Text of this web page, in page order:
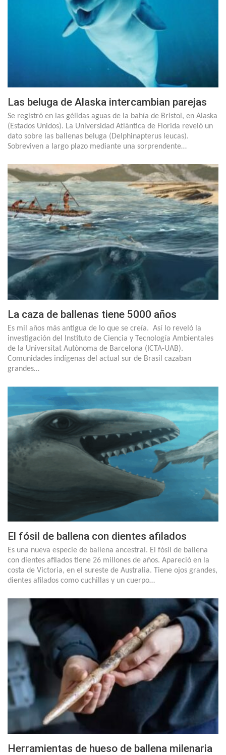
Las beluga de Alaska intercambian parejas
Se registró en las gélidas aguas de la bahía de Bristol, en Alaska
(Estados Unidos). La Universidad Atlántica de Florida reveló un
dato sobre las ballenas beluga (Delphinapterus leucas).
Sobreviven a largo plazo mediante una sorprendente…
La caza de ballenas tiene 5000 años
Es mil años más antigua de lo que se creía. Así lo reveló la
investigación del Instituto de Ciencia y Tecnología Ambientales
de la Universitat Autònoma de Barcelona (ICTA-UAB).
Comunidades indígenas del actual sur de Brasil cazaban
grandes…
El fósil de ballena con dientes afilados
Es una nueva especie de ballena ancestral. El fósil de ballena
con dientes afilados tiene 26 millones de años. Apareció en la
costa de Victoria, en el sureste de Australia. Tiene ojos grandes,
dientes afilados como cuchillas y un cuerpo…
Herramientas de hueso de ballena milenaria